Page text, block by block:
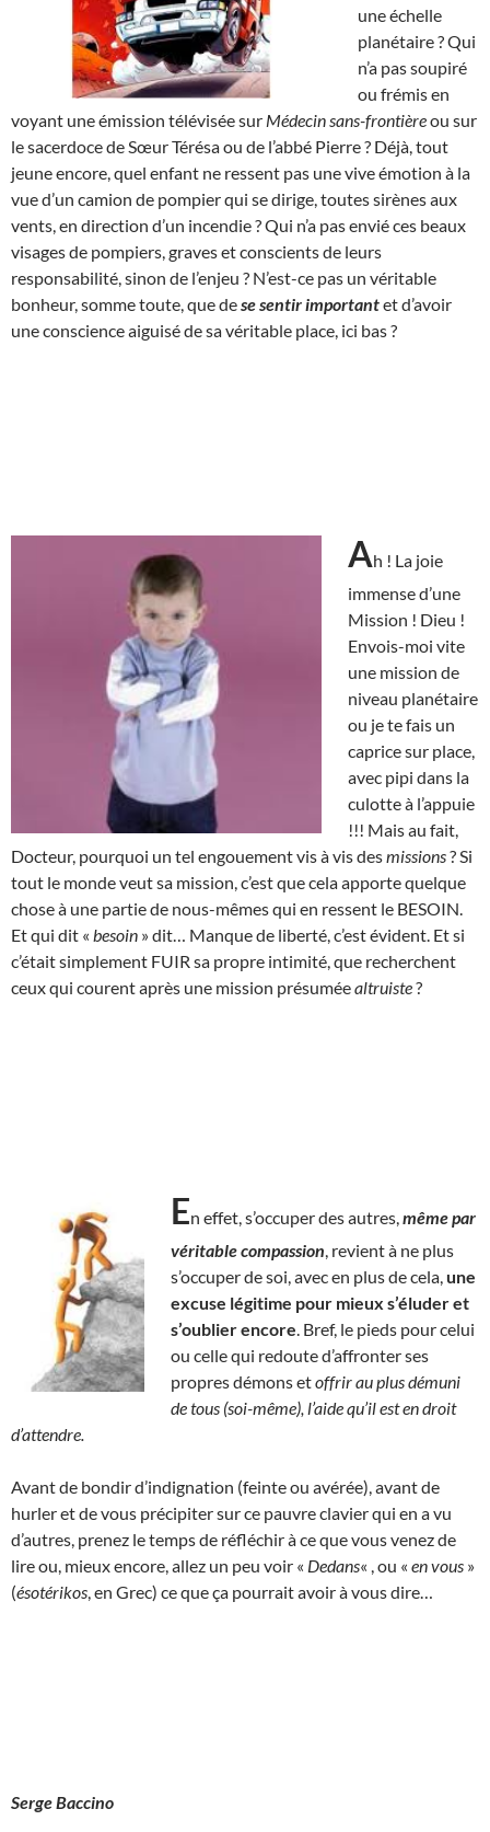
une échelle
planétaire ? Qui
n’a pas soupiré
ou frémis en
voyant une émission télévisée sur Médecin sans-frontièreou sur
le sacerdoce de Sœur Térésa ou de l’abbé Pierre ? Déjà, tout
jeune encore, quel enfant ne ressent pas une vive émotion à la
vue d’un camion de pompier qui se dirige, toutes sirènes aux
vents, en direction d’un incendie ? Qui n’a pas envié ces beaux
visages de pompiers, graves et conscients de leurs
responsabilité, sinon de l’enjeu ? N’est-ce pas un véritable
bonheur, somme toute, que dese sentir importantet d’avoir
une conscience aiguisé de sa véritable place, ici bas ?
Ah ! La joie
immense d’une
Mission ! Dieu !
Envois-moi vite
une mission de
niveau planétaire
ou je te fais un
caprice sur place,
avec pipi dans la
culotte à l’appuie
!!! Mais au fait,
Docteur, pourquoi un tel engouement vis à vis desmissions? Si
tout le monde veut sa mission, c’est que cela apporte quelque
chose à une partie de nous-mêmes qui en ressent le BESOIN.
Et qui dit « besoin » dit… Manque de liberté, c’est évident. Et si
c’était simplement FUIR sa propre intimité, que recherchent
ceux qui courent après une mission présuméealtruiste?
En effet, s’occuper des autres, même par
véritable compassion , revient à ne plus
s’occuper de soi, avec en plus de cela, une
excuse légitime pour mieux s’éluder et
s’oublier encore . Bref, le pieds pour celui
ou celle qui redoute d’affronter ses
propres démons etoffrir au plus démuni
de tous (soi-même), l’aide qu’il est en droit
d’attendre.
Avant de bondir d’indignation (feinte ou avérée), avant de
hurler et de vous précipiter sur ce pauvre clavier qui en a vu
d’autres, prenez le temps de réfléchir à ce que vous venez de
lire ou, mieux encore, allez un peu voir « Dedans« , ou « en vous »
(ésotérikos , en Grec) ce que ça pourrait avoir à vous dire…
Serge Baccino